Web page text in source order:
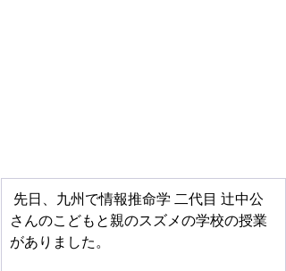
先日、九州で情報推命学 二代目 辻中公
さんのこどもと親のスズメの学校の授業
がありました。